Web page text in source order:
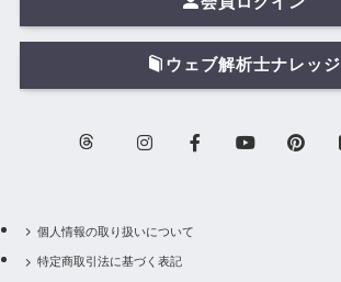
ウェブ解析士ナレッジ
個人情報の取り扱いについて
特定商取引法に基づく表記